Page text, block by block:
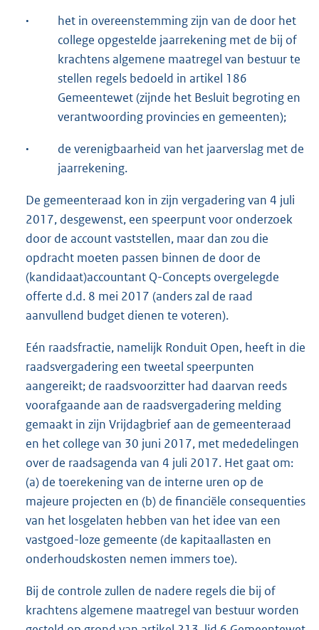
·
het in overeenstemming zijn van de door het
college opgestelde jaarrekening met de bij of
krachtens algemene maatregel van bestuur te
stellen regels bedoeld in artikel 186
Gemeentewet (zijnde het Besluit begroting en
verantwoording provincies en gemeenten);
·
de verenigbaarheid van het jaarverslag met de
jaarrekening.
De gemeenteraad kon in zijn vergadering van 4 juli
2017, desgewenst, een speerpunt voor onderzoek
door de account vaststellen, maar dan zou die
opdracht moeten passen binnen de door de
(kandidaat)accountant Q-Concepts overgelegde
offerte d.d. 8 mei 2017 (anders zal de raad
aanvullend budget dienen te voteren).
Eén raadsfractie, namelijk Ronduit Open, heeft in die
raadsvergadering een tweetal speerpunten
aangereikt; de raadsvoorzitter had daarvan reeds
voorafgaande aan de raadsvergadering melding
gemaakt in zijn Vrijdagbrief aan de gemeenteraad
en het college van 30 juni 2017, met mededelingen
over de raadsagenda van 4 juli 2017. Het gaat om:
(a) de toerekening van de interne uren op de
majeure projecten en (b) de financiële consequenties
van het losgelaten hebben van het idee van een
vastgoed-loze gemeente (de kapitaallasten en
onderhoudskosten nemen immers toe).
Bij de controle zullen de nadere regels die bij of
krachtens algemene maatregel van bestuur worden